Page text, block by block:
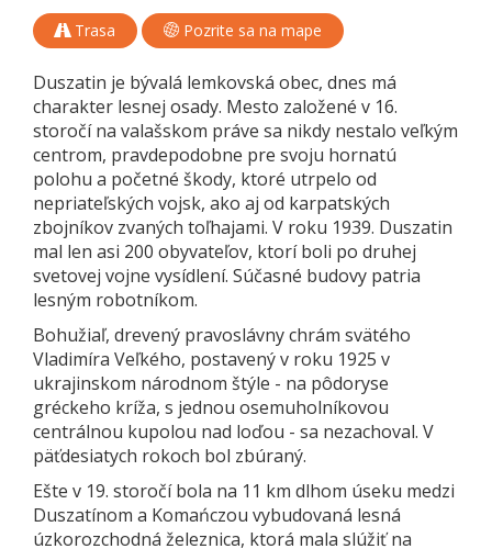
Trasa Pozrite sa na mape
Duszatin je bývalá lemkovská obec, dnes má
charakter lesnej osady. Mesto založené v 16.
storočí na valašskom práve sa nikdy nestalo veľkým
centrom, pravdepodobne pre svoju hornatú
polohu a početné škody, ktoré utrpelo od
nepriateľských vojsk, ako aj od karpatských
zbojníkov zvaných toľhajami. V roku 1939. Duszatin
mal len asi 200 obyvateľov, ktorí boli po druhej
svetovej vojne vysídlení. Súčasné budovy patria
lesným robotníkom.
Bohužiaľ, drevený pravoslávny chrám svätého
Vladimíra Veľkého, postavený v roku 1925 v
ukrajinskom národnom štýle - na pôdoryse
gréckeho kríža, s jednou osemuholníkovou
centrálnou kupolou nad loďou - sa nezachoval. V
päťdesiatych rokoch bol zbúraný.
Ešte v 19. storočí bola na 11 km dlhom úseku medzi
Duszatínom a Komańczou vybudovaná lesná
úzkorozchodná železnica, ktorá mala slúžiť na